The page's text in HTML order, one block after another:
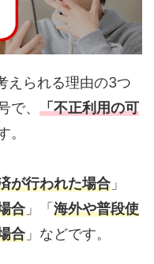
えられる理由の3つ
で、 「不正利用の可
。
が行われた場合 」
合 」「 海外や普段使
合 」などです。